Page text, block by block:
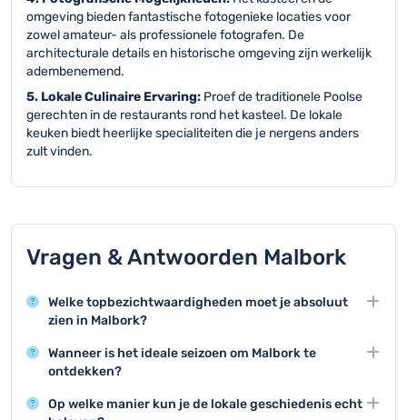
omgeving bieden fantastische fotogenieke locaties voor
zowel amateur- als professionele fotografen. De
architecturale details en historische omgeving zijn werkelijk
adembenemend.
5. Lokale Culinaire Ervaring: Proef de traditionele Poolse
gerechten in de restaurants rond het kasteel. De lokale
keuken biedt heerlijke specialiteiten die je nergens anders
zult vinden.
Vragen & Antwoorden Malbork
Welke topbezichtwaardigheden moet je absoluut
zien in Malbork?
De absolute topattractie is het Kasteel van Malbork,
een imposant middeleeuwse burcht die UNESCO
wereld.
Wanneer is het ideale seizoen om Malbork te
ontdekken?
De beste periode om Malbork te bezoeken is tussen mei
en september, wanneer het weer aangenaam is en alle
Op welke manier kun je de lokale geschiedenis echt